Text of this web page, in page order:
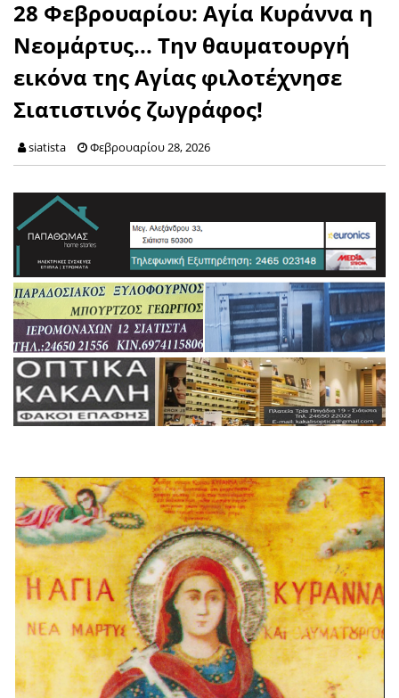
28 Φεβρουαρίου: Αγία Κυράννα η
Νεομάρτυς... Την θαυματουργή
εικόνα της Αγίας φιλοτέχνησε
Σιατιστινός ζωγράφος!
siatista Φεβρουαρίου 28, 2026